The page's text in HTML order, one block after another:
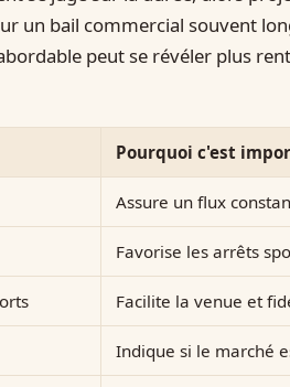
un bail commercial souvent
peut se révéler plus
Pourquoi c'est
Assure un flux
Favorise les arrêts
Facilite la venue et
Indique si le marché